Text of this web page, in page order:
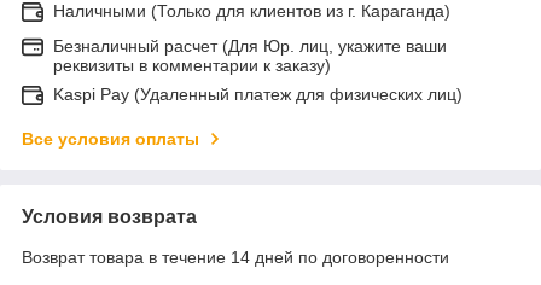
Наличными (Только для клиентов из г. Караганда)
Безналичный расчет (Для Юр. лиц, укажите ваши
реквизиты в комментарии к заказу)
Kaspi Pay (Удаленный платеж для физических лиц)
Все условия оплаты
Условия возврата
Возврат товара в течение 14 дней по договоренности